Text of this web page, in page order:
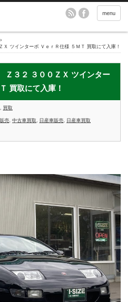
menu
ツインターボ ＶｅｒＲ仕様 ５ＭＴ 買取にて入庫！
Ｚ３２ ３００ＺＸ ツインター
買取にて入庫！
買取
売 中古車買取 日産車販売 日産車買取